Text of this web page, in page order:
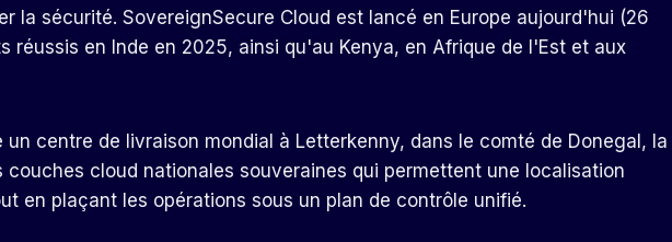
la sécurité. SovereignSecure Cloud est lancé en Europe aujourd'hui (26
réussis en Inde en 2025, ainsi qu'au Kenya, en Afrique de l'Est et aux
centre de livraison mondial à Letterkenny, dans le comté de Donegal, la
couches cloud nationales souveraines qui permettent une localisation
en plaçant les opérations sous un plan de contrôle unifié.